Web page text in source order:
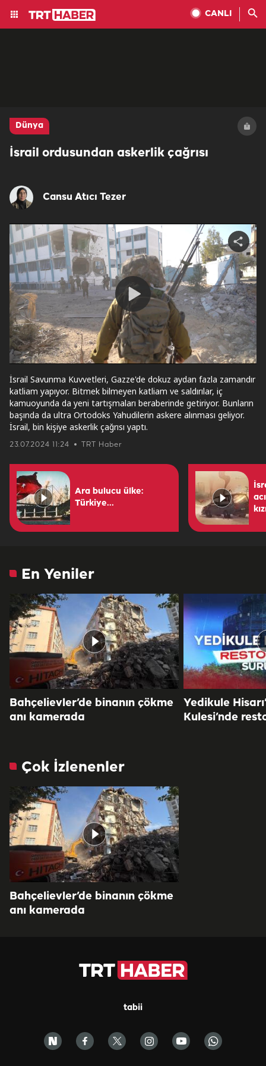
CANLI
Dünya
İsrail ordusundan askerlik çağrısı
Cansu Atıcı Tezer
Play
Video
Share
video
23.07.2024 11:24 TRT Haber
İsrail Savunma Kuvvetleri, Gazze'de dokuz aydan fazla zamandır
katliam yapıyor. Bitmek bilmeyen katliam ve saldırılar, iç
kamuoyunda da yeni tartışmaları beraberinde getiriyor. Bunların
başında da ultra Ortodoks Yahudilerin askere alınması geliyor.
İsrail, bin kişiye askerlik çağrısı yaptı.
Ara bulucu ülke:
Türkiye...
En Yeniler
Bahçelievler’de binanın çökme
anı kamerada
Yedikule
Kulesi’nde
Çok İzlenenler
Bahçelievler’de binanın çökme
anı kamerada
tabii